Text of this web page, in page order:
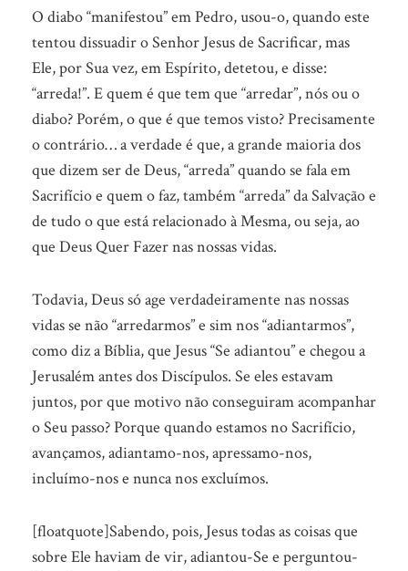
O diabo “manifestou” em Pedro, usou-o, quando este
tentou dissuadir o Senhor Jesus de Sacrificar, mas
Ele, por Sua vez, em Espírito, detetou, e disse:
“arreda!”. E quem é que tem que “arredar”, nós ou o
diabo? Porém, o que é que temos visto? Precisamente
o contrário… a verdade é que, a grande maioria dos
que dizem ser de Deus, “arreda” quando se fala em
Sacrifício e quem o faz, também “arreda” da Salvação e
de tudo o que está relacionado à Mesma, ou seja, ao
que Deus Quer Fazer nas nossas vidas.
Todavia, Deus só age verdadeiramente nas nossas
vidas se não “arredarmos” e sim nos “adiantarmos”,
como diz a Bíblia, que Jesus “Se adiantou” e chegou a
Jerusalém antes dos Discípulos. Se eles estavam
juntos, por que motivo não conseguiram acompanhar
o Seu passo? Porque quando estamos no Sacrifício,
avançamos, adiantamo-nos, apressamo-nos,
incluímo-nos e nunca nos excluímos.
[floatquote]Sabendo, pois, Jesus todas as coisas que
sobre Ele haviam de vir, adiantou-Se e perguntou-